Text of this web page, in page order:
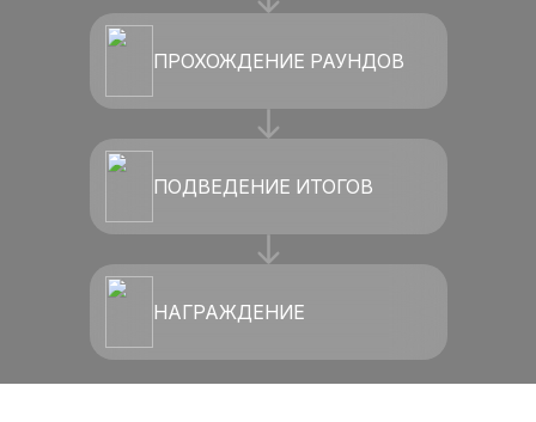
ПРОХОЖДЕНИЕ РАУНДОВ
ПОДВЕДЕНИЕ ИТОГОВ
НАГРАЖДЕНИЕ